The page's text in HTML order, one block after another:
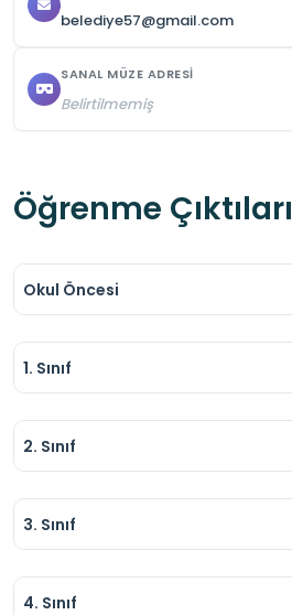
belediye57@gmail.com
SANAL MÜZE ADRESI
Belirtilmemiş
Öğrenme Çıktıları
Okul Öncesi
1. Sınıf
2. Sınıf
3. Sınıf
4. Sınıf